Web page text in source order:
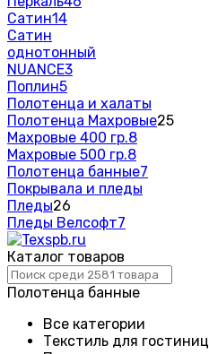
Сатин14
Сатин
однотонный
NUANCE3
Поплин5
Полотенца и халаты
Полотенца Махровые25
Махровые 400 гр.8
Махровые 500 гр.8
Полотенца банные7
Покрывала и пледы
Пледы26
Пледы Велсофт7
Каталог товаров
Полотенца банные
Все категории
Текстиль для гостиниц